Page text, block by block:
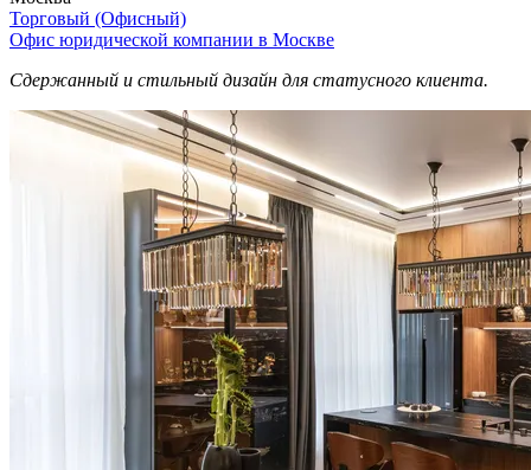
Торговый (Офисный)
Офис юридической компании в Москве
Сдержанный и стильный дизайн для статусного клиента.